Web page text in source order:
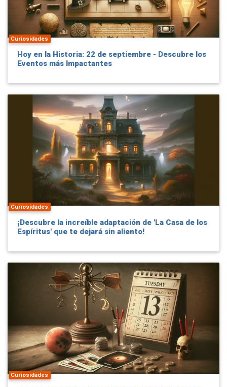
Curiosidades
Hoy en la Historia: 22 de septiembre - Descubre los
Eventos más Impactantes
Curiosidades
¡Descubre la increíble adaptación de 'La Casa de los
Espíritus' que te dejará sin aliento!
Curiosidades